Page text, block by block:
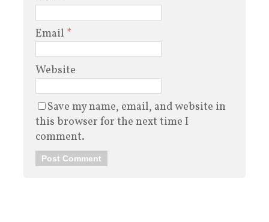
Email *
Website
Save my name, email, and website in
this browser for the next time I
comment.